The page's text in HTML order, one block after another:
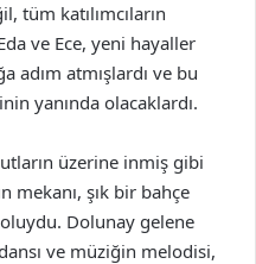
tüm katılımcıların
ve Ece, yeni hayaller
adım atmışlardı ve bu
yanında olacaklardı.
üzerine inmiş gibi
mekanı, şık bir bahçe
Dolunay gelene
ve müziğin melodisi,